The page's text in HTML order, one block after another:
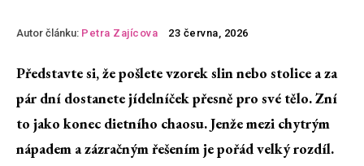
Autor článku: Petra Zajícova 23 června, 2026
Představte si, že pošlete vzorek slin nebo stolice a za
pár dní dostanete jídelníček přesně pro své tělo. Zní
to jako konec dietního chaosu. Jenže mezi chytrým
nápadem a zázračným řešením je pořád velký rozdíl.